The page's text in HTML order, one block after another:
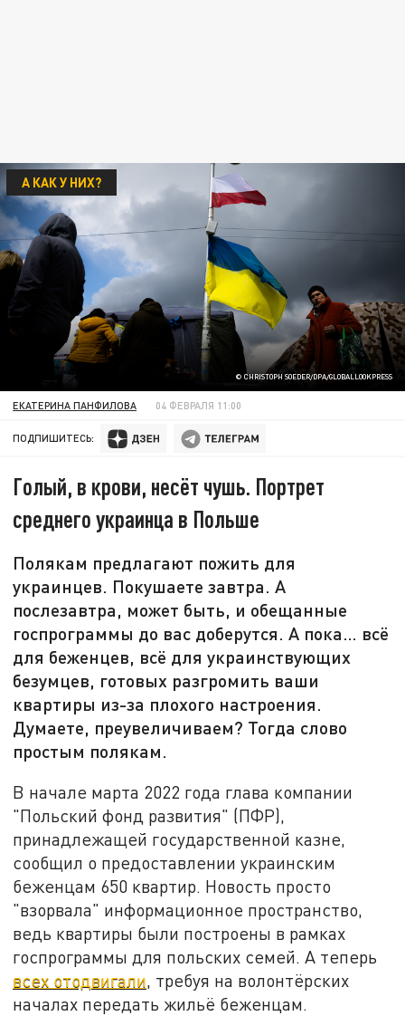
© CHRISTOPH SOEDER/DPA/GLOBALLOOKPRESS
А КАК У НИХ?
ЕКАТЕРИНА ПАНФИЛОВА 04 ФЕВРАЛЯ 11:00
ПОДПИШИТЕСЬ:
Голый, в крови, несёт чушь. Портрет
среднего украинца в Польше
Полякам предлагают пожить для
украинцев. Покушаете завтра. А
послезавтра, может быть, и обещанные
госпрограммы до вас доберутся. А пока… всё
для беженцев, всё для украинствующих
безумцев, готовых разгромить ваши
квартиры из-за плохого настроения.
Думаете, преувеличиваем? Тогда слово
простым полякам.
В начале марта 2022 года глава компании
"Польский фонд развития" (ПФР),
принадлежащей государственной казне,
сообщил о предоставлении украинским
беженцам 650 квартир. Новость просто
"взорвала" информационное пространство,
ведь квартиры были построены в рамках
госпрограммы для польских семей. А теперь
всех отодвигали, требуя на волонтёрских
началах передать жильё беженцам.